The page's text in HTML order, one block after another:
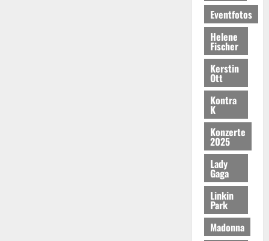
Eventfotos
Helene
Fischer
Kerstin
Ott
Kontra
K
Konzerte
2025
Lady
Gaga
Linkin
Park
Madonna